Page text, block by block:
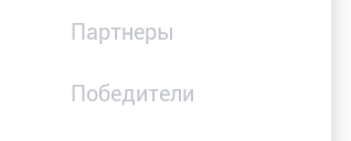
Партнеры
Победители